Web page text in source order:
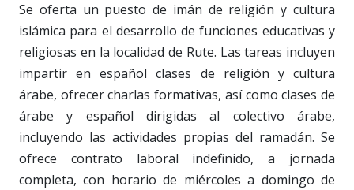
Se oferta un puesto de imán de religión y cultura
islámica para el desarrollo de funciones educativas y
religiosas en la localidad de Rute. Las tareas incluyen
impartir en español clases de religión y cultura
árabe, ofrecer charlas formativas, así como clases de
árabe y español dirigidas al colectivo árabe,
incluyendo las actividades propias del ramadán. Se
ofrece contrato laboral indefinido, a jornada
completa, con horario de miércoles a domingo de